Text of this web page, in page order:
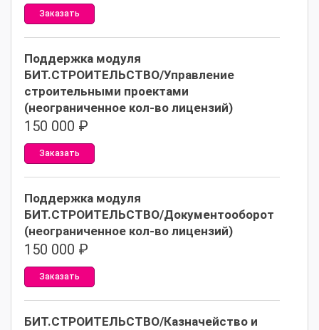
Заказать
Поддержка модуля
БИТ.СТРОИТЕЛЬСТВО/Управление
строительными проектами
(неограниченное кол-во лицензий)
150 000 ₽
Заказать
Поддержка модуля
БИТ.СТРОИТЕЛЬСТВО/Документооборот
(неограниченное кол-во лицензий)
150 000 ₽
Заказать
БИТ.СТРОИТЕЛЬСТВО/Казначейство и